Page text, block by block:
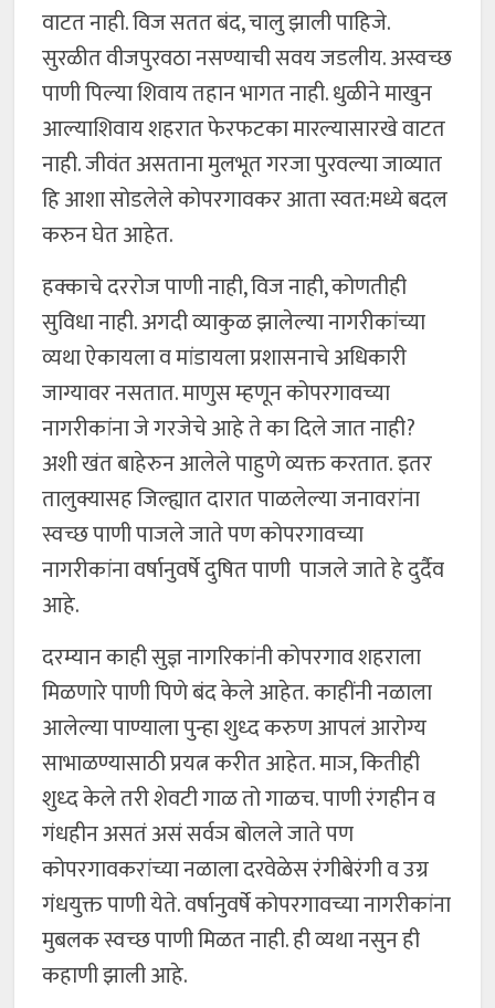
वाटत नाही. विज सतत बंद, चालु झाली पाहिजे.
सुरळीत वीजपुरवठा नसण्याची सवय जडलीय. अस्वच्छ
पाणी पिल्या शिवाय तहान भागत नाही. धुळीने माखुन
आल्याशिवाय शहरात फेरफटका मारल्यासारखे वाटत
नाही. जीवंत असताना मुलभूत गरजा पुरवल्या जाव्यात
हि आशा सोडलेले कोपरगावकर आता स्वत:मध्ये बदल
करुन घेत आहेत.
हक्काचे दररोज पाणी नाही, विज नाही, कोणतीही
सुविधा नाही. अगदी व्याकुळ झालेल्या नागरीकांच्या
व्यथा ऐकायला व मांडायला प्रशासनाचे अधिकारी
जाग्यावर नसतात. माणुस म्हणून कोपरगावच्या
नागरीकांना जे गरजेचे आहे ते का दिले जात नाही?
अशी खंत बाहेरुन आलेले पाहुणे व्यक्त करतात. इतर
तालुक्यासह जिल्ह्यात दारात पाळलेल्या जनावरांना
स्वच्छ पाणी पाजले जाते पण कोपरगावच्या
नागरीकांना वर्षानुवर्षे दुषित पाणी पाजले जाते हे दुर्दैव
आहे.
दरम्यान काही सुज्ञ नागरिकांनी कोपरगाव शहराला
मिळणारे पाणी पिणे बंद केले आहेत. काहींनी नळाला
आलेल्या पाण्याला पुन्हा शुध्द करुण आपलं आरोग्य
साभाळण्यासाठी प्रयत्न करीत आहेत. माञ, कितीही
शुध्द केले तरी शेवटी गाळ तो गाळच. पाणी रंगहीन व
गंधहीन असतं असं सर्वञ बोलले जाते पण
कोपरगावकरांच्या नळाला दरवेळेस रंगीबेरंगी व उग्र
गंधयुक्त पाणी येते. वर्षानुवर्षे कोपरगावच्या नागरीकांना
मुबलक स्वच्छ पाणी मिळत नाही. ही व्यथा नसुन ही
कहाणी झाली आहे.